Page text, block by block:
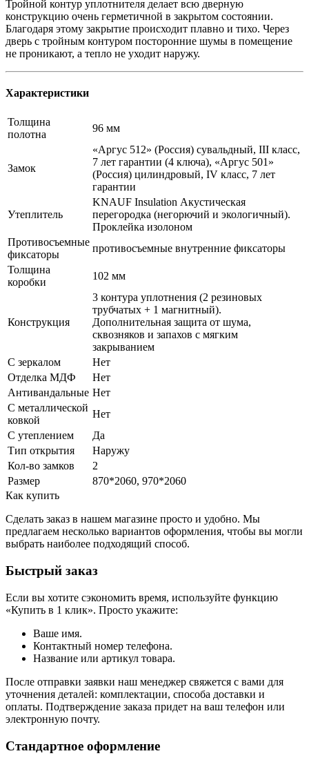
Тройной контур уплотнителя делает всю дверную
конструкцию очень герметичной в закрытом состоянии.
Благодаря этому закрытие происходит плавно и тихо. Через
дверь с тройным контуром посторонние шумы в помещение
не проникают, а тепло не уходит наружу.
Характеристики
Толщина
полотна
96 мм
Замок
«Аргус 512» (Россия) сувальдный, III класс,
7 лет гарантии (4 ключа), «Аргус 501»
(Россия) цилиндровый, IV класс, 7 лет
гарантии
Утеплитель
KNAUF Insulation Акустическая
перегородка (негорючий и экологичный).
Проклейка изолоном
Противосъемные
фиксаторы
противосъемные внутренние фиксаторы
Толщина
коробки
102 мм
Конструкция
3 контура уплотнения (2 резиновых
трубчатых + 1 магнитный).
Дополнительная защита от шума,
сквозняков и запахов с мягким
закрыванием
С зеркалом
Нет
Отделка МДФ
Нет
Антивандальные Нет
С металлической
ковкой
Нет
С утеплением
Да
Тип открытия
Наружу
Кол-во замков
2
Размер
870*2060, 970*2060
Как купить
Сделать заказ в нашем магазине просто и удобно. Мы
предлагаем несколько вариантов оформления, чтобы вы могли
выбрать наиболее подходящий способ.
Быстрый заказ
Если вы хотите сэкономить время, используйте функцию
«Купить в 1 клик». Просто укажите:
Ваше имя.
Контактный номер телефона.
Название или артикул товара.
После отправки заявки наш менеджер свяжется с вами для
уточнения деталей: комплектации, способа доставки и
оплаты. Подтверждение заказа придет на ваш телефон или
электронную почту.
Стандартное оформление